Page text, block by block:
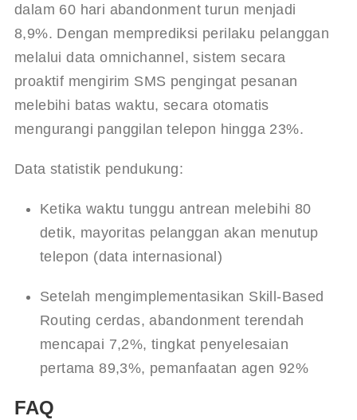
dalam 60 hari abandonment turun menjadi
8,9%. Dengan memprediksi perilaku pelanggan
melalui data omnichannel, sistem secara
proaktif mengirim SMS pengingat pesanan
melebihi batas waktu, secara otomatis
mengurangi panggilan telepon hingga 23%.
Data statistik pendukung:
Ketika waktu tunggu antrean melebihi 80
detik, mayoritas pelanggan akan menutup
telepon (data internasional)
Setelah mengimplementasikan Skill‑Based
Routing cerdas, abandonment terendah
mencapai 7,2%, tingkat penyelesaian
pertama 89,3%, pemanfaatan agen 92%
FAQ